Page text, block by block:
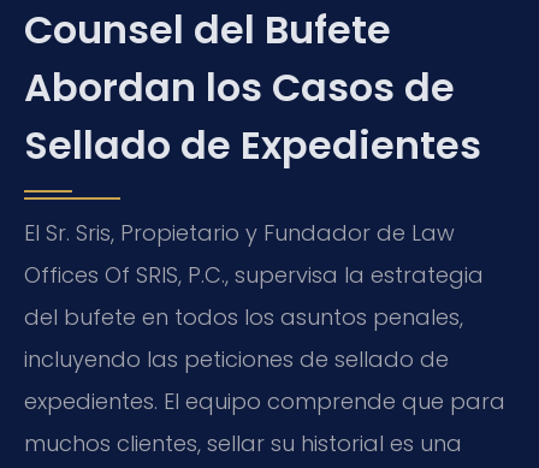
Counsel del Bufete
Abordan los Casos de
Sellado de Expedientes
El Sr. Sris, Propietario y Fundador de Law
Offices Of SRIS, P.C., supervisa la estrategia
del bufete en todos los asuntos penales,
incluyendo las peticiones de sellado de
expedientes. El equipo comprende que para
muchos clientes, sellar su historial es una